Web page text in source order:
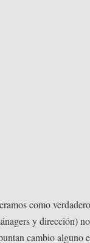
como
y dirección) no
cambio alguno